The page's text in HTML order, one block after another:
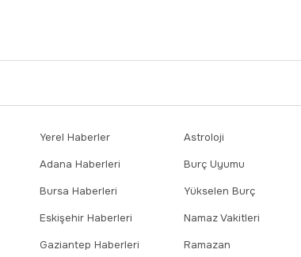
Yerel Haberler
Adana Haberleri
Bursa Haberleri
Eskişehir Haberleri
Gaziantep Haberleri
Astroloji
Burç Uyumu
Yükselen Burç
Namaz Vakitleri
Ramazan